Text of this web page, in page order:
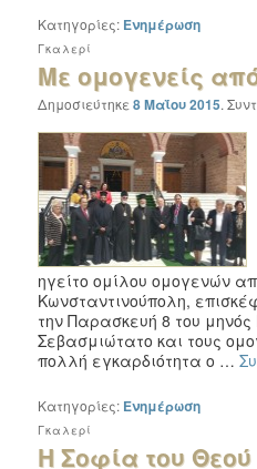
Κατηγορίες: Ενημέρωση
Με ομογενείς
Γκαλερί
Δημοσιεύτηκε8 Μαΐου 2015.
ηγείτο ομίλου ομογενών
Κωνσταντινούπολη,
την Παρασκευή 8 του
Σεβασμιώτατο και τους
πολλή εγκαρδιότητα ο …
Κατηγορίες: Ενημέρωση
Η Σοφία του Θεού
Γκαλερί